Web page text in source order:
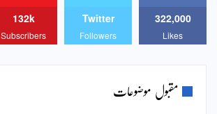
322,000
Likes
Twitter
Followers
132k
Subscribers
مقبول موضوعات